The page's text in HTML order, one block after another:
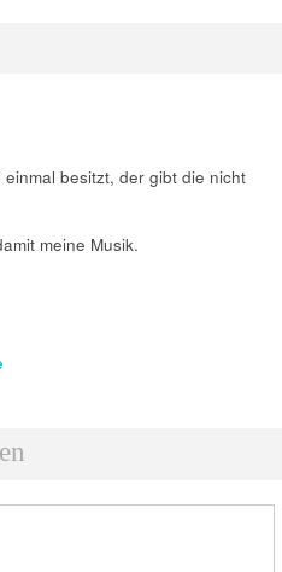
besitzt, der gibt die nicht
meine Musik.